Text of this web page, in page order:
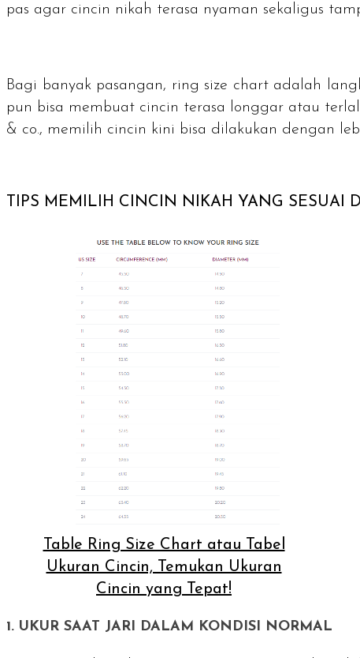
pas agar cincin nikah terasa nyaman sekaligus
Bagi banyak pasangan, ring size chart adalah
pun bisa membuat cincin terasa longgar atau
& co., memilih cincin kini bisa dilakukan dengan
TIPS MEMILIH CINCIN NIKAH YANG SESUAI
Table Ring Size Chart atau Tabel
Ukuran Cincin, Temukan Ukuran
Cincin yang Tepat!
1. UKUR SAAT JARI DALAM KONDISI NORMAL